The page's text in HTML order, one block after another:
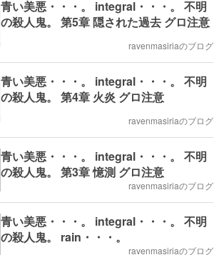
青い美悪・・・。 integral・・・。 不明
の殺人鬼。 第5章 隠された過去 グロ注意
ravenmasiriaのブログ
青い美悪・・・。 integral・・・。 不明
の殺人鬼。 第4章 火炎 グロ注意
ravenmasiriaのブログ
青い美悪・・・。 integral・・・。 不明
の殺人鬼。 第3章 憶測 グロ注意
ravenmasiriaのブログ
青い美悪・・・。 integral・・・。 不明
の殺人鬼。 rain・・・。
ravenmasiriaのブログ